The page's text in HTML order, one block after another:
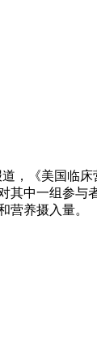
美国临床
一组参与
营养摄入